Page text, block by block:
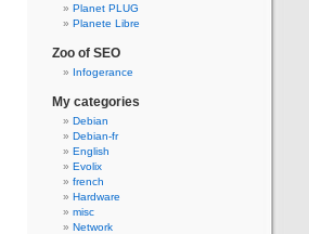
Planet PLUG
Planete Libre
Zoo of SEO
Infogerance
My categories
Debian
Debian-fr
English
Evolix
french
Hardware
misc
Network